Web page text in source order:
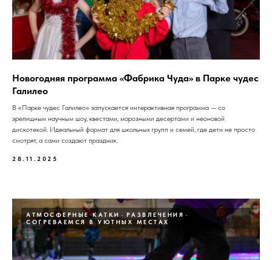
Новогодняя программа «Фабрика Чуда» в Парке чудес
Галилео
В «Парке чудес Галилео» запускается интерактивная программа — со
зрелищным научным шоу, квестами, морозными десертами и неоновой
дискотекой. Идеальный формат для школьных групп и семей, где дети не просто
смотрят, а сами создают праздник.
28.11.2025
АТМОСФЕРНЫЕ КАТКИ
РАЗВЛЕЧЕНИЯ
СОГРЕВАЕМСЯ В УЮТНЫХ МЕСТАХ